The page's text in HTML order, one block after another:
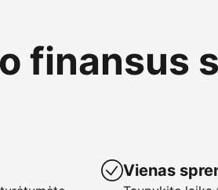
finansus
Vienas